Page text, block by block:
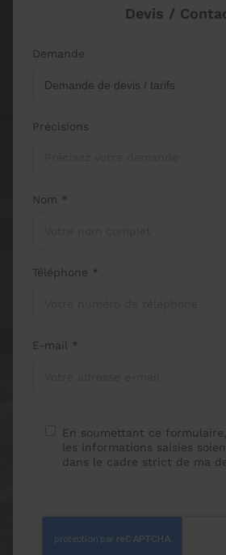
Devis /
Demande
Précisions
Nom *
Téléphone *
E-mail *
En soumettant ce
les informations saisies
dans le cadre strict de ma